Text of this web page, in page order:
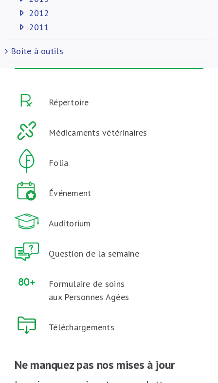
2012
2011
Boite à outils
Répertoire
Médicaments vétérinaires
Folia
Événement
Auditorium
Question de la semaine
Formulaire de soins
aux Personnes Agées
Téléchargements
Ne manquez pas nos mises à jour